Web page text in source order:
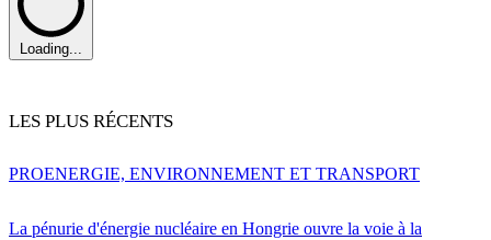
Loading...
LES PLUS RÉCENTS
La pénurie d'énergie nucléaire en Hongrie ouvre la voie à la
PROENERGIE, ENVIRONNEMENT ET TRANSPORT